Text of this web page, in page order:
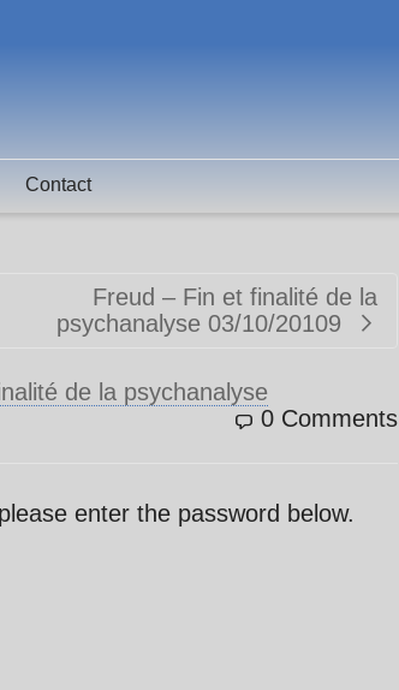
Contact
Freud – Fin et finalité de la
psychanalyse 03/10/20109
de la psychanalyse
0 Comments
enter the password below.